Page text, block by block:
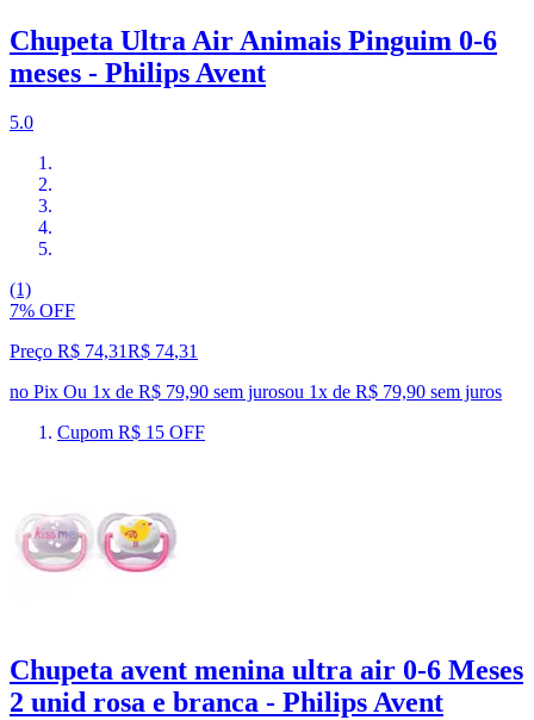
Chupeta Ultra Air Animais Pinguim 0-6
meses - Philips Avent
5.0
(1)
7% OFF
Preço R$ 74,31R$ 74,31
no Pix Ou 1x de R$ 79,90 sem jurosou 1x de R$ 79,90 sem juros
Cupom R$ 15 OFF
Chupeta avent menina ultra air 0-6 Meses
2 unid rosa e branca - Philips Avent